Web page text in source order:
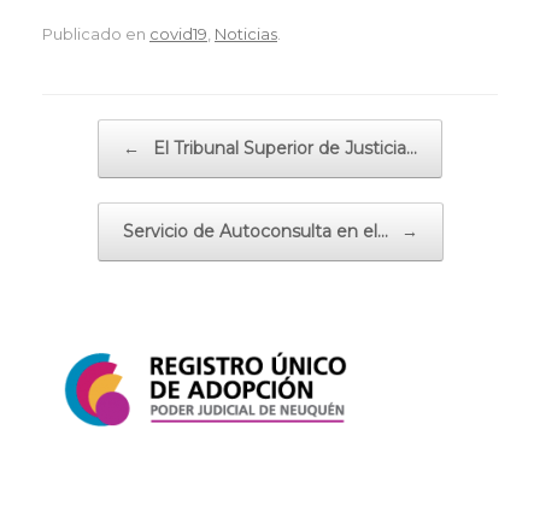
Publicado en covid19 Noticias
← El Tribunal Superior de Justicia…
Servicio de Autoconsulta en el… →